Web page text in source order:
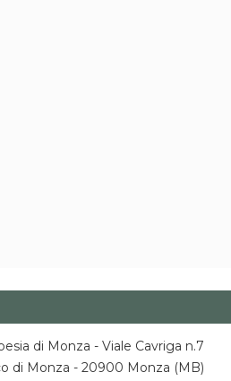
di Monza - Viale Cavriga n.7
di Monza - 20900 Monza (MB)